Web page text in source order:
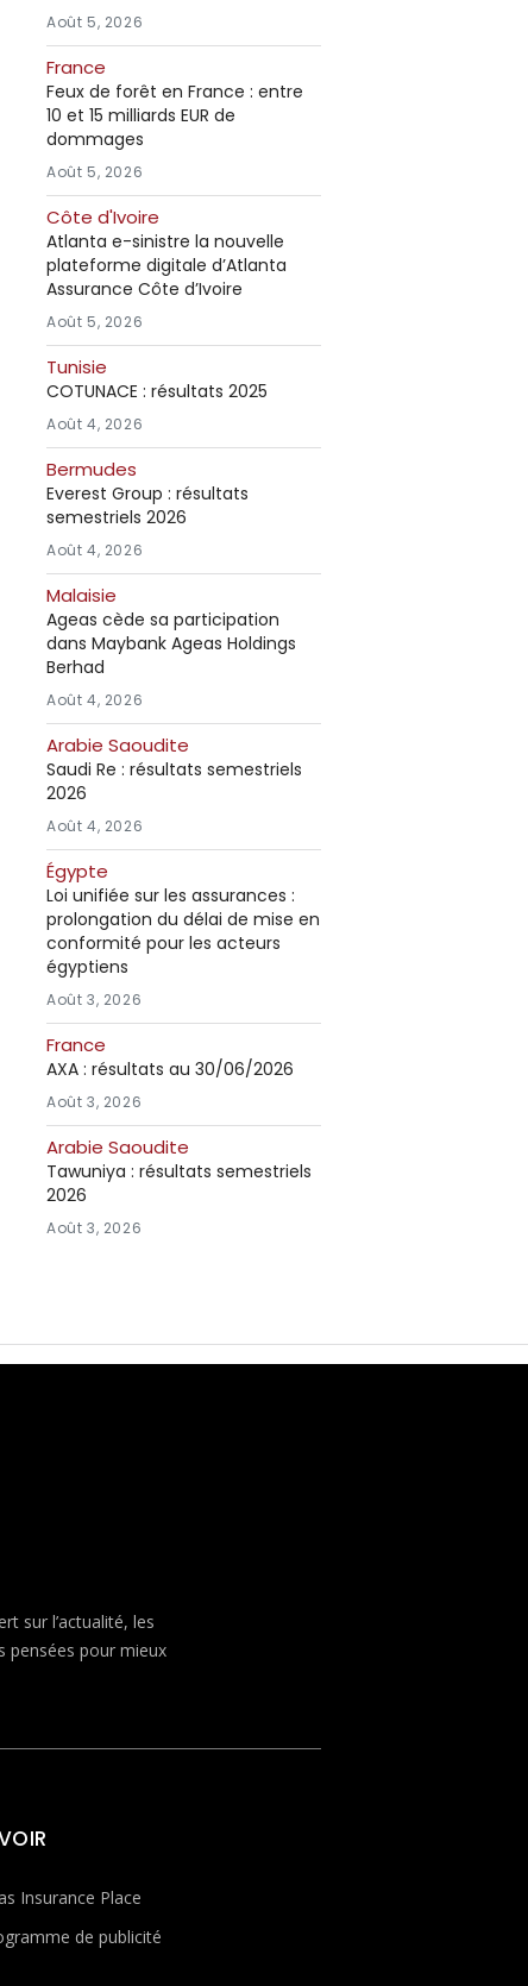
Août 5, 2026
France
Feux de forêt en France : entre
10 et 15 milliards EUR de
dommages
Août 5, 2026
Côte d'Ivoire
Atlanta e-sinistre la nouvelle
plateforme digitale d’Atlanta
Assurance Côte d’Ivoire
Août 5, 2026
Tunisie
COTUNACE : résultats 2025
Août 4, 2026
Bermudes
Everest Group : résultats
semestriels 2026
Août 4, 2026
Malaisie
Ageas cède sa participation
dans Maybank Ageas Holdings
Berhad
Août 4, 2026
Arabie Saoudite
Saudi Re : résultats semestriels
2026
Août 4, 2026
Égypte
Loi unifiée sur les assurances :
prolongation du délai de mise en
conformité pour les acteurs
égyptiens
Août 3, 2026
France
AXA : résultats au 30/06/2026
Août 3, 2026
Arabie Saoudite
Tawuniya : résultats semestriels
2026
Août 3, 2026
sur l’actualité, les
pensées pour mieux
Insurance Place
de publicité